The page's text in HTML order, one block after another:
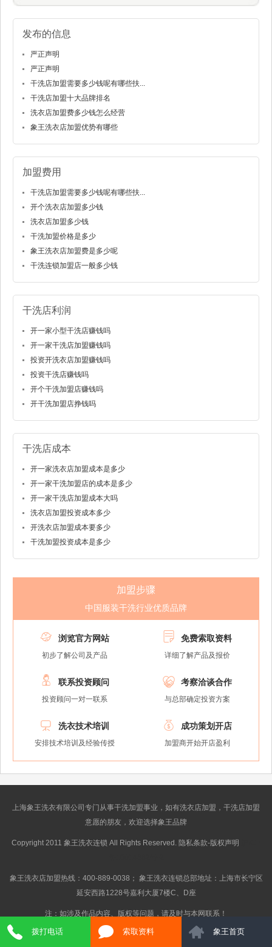
发布的信息
严正声明
严正声明
干洗店加盟需要多少钱呢有哪些扶...
干洗店加盟十大品牌排名
洗衣店加盟费多少钱怎么经营
象王洗衣店加盟优势有哪些
加盟费用
干洗店加盟需要多少钱呢有哪些扶...
开个洗衣店加盟多少钱
洗衣店加盟多少钱
干洗加盟价格是多少
象王洗衣店加盟费是多少呢
干洗连锁加盟店一般多少钱
干洗店利润
开一家小型干洗店赚钱吗
开一家干洗店加盟赚钱吗
投资开洗衣店加盟赚钱吗
投资干洗店赚钱吗
开个干洗加盟店赚钱吗
开干洗加盟店挣钱吗
干洗店成本
开一家洗衣店加盟成本是多少
开一家干洗加盟店的成本是多少
开一家干洗店加盟成本大吗
洗衣店加盟投资成本多少
开洗衣店加盟成本要多少
干洗加盟投资成本是多少
加盟步骤
中国服装干洗行业优质品牌
 浏览官方网站
初步了解公司及产品
 免费索取资料
详细了解产品及报价
 联系投资顾问
投资顾问一对一联系
 考察洽谈合作
与总部确定投资方案
 洗衣技术培训
安排技术培训及经验传授
 成功策划开店
加盟商开始开店盈利
上海象王洗衣有限公司专门从事干洗加盟事业，如有洗衣店加盟，干洗店加盟
意愿的朋友，欢迎选择象王品牌
Copyright 2011 象王洗衣连锁 All Rights Reserved. 隐私条款-版权声明
象王洗衣店加盟热线：400-889-0038； 象王洗衣连锁总部地址：上海市长宁区
延安西路1228号嘉利大厦7楼C、D座
注：如涉及作品内容、版权等问题，请及时与本网联系！
拨打电话 索取资料 象王首页
} Get_Spider();